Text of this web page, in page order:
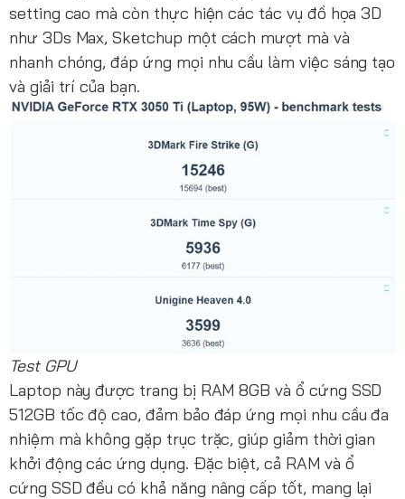
setting cao mà còn thực hiện các tác vụ đồ họa 3D
như 3Ds Max, Sketchup một cách mượt mà và
nhanh chóng, đáp ứng mọi nhu cầu làm việc sáng tạo
và giải trí của bạn.
Test GPU
Laptop này được trang bị RAM 8GB và ổ cứng SSD
512GB tốc độ cao, đảm bảo đáp ứng mọi nhu cầu đa
nhiệm mà không gặp trục trặc, giúp giảm thời gian
khởi động các ứng dụng. Đặc biệt, cả RAM và ổ
cứng SSD đều có khả năng nâng cấp tốt, mang lại